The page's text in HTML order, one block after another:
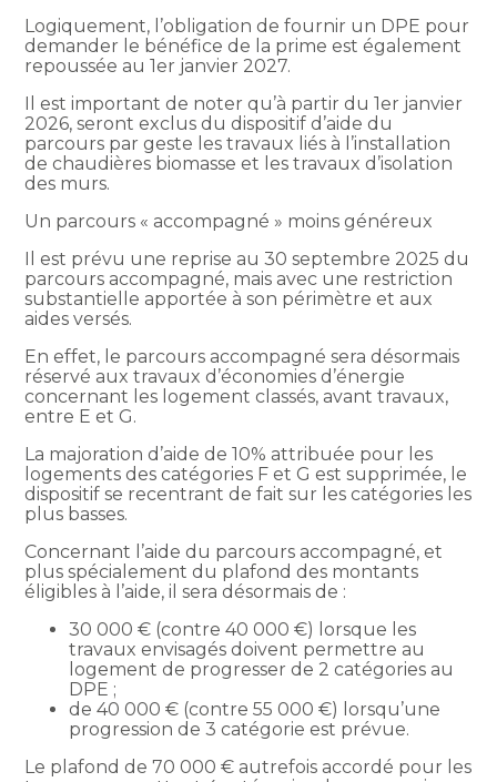
Logiquement, l’obligation de fournir un DPE pour
demander le bénéfice de la prime est également
repoussée au 1er janvier 2027.
Il est important de noter qu’à partir du 1er janvier
2026, seront exclus du dispositif d’aide du
parcours par geste les travaux liés à l’installation
de chaudières biomasse et les travaux d’isolation
des murs.
Un parcours « accompagné » moins généreux
Il est prévu une reprise au 30 septembre 2025 du
parcours accompagné, mais avec une restriction
substantielle apportée à son périmètre et aux
aides versés.
En effet, le parcours accompagné sera désormais
réservé aux travaux d’économies d’énergie
concernant les logement classés, avant travaux,
entre E et G.
La majoration d’aide de 10% attribuée pour les
logements des catégories F et G est supprimée, le
dispositif se recentrant de fait sur les catégories les
plus basses.
Concernant l’aide du parcours accompagné, et
plus spécialement du plafond des montants
éligibles à l’aide, il sera désormais de :
30 000 € (contre 40 000 €) lorsque les
travaux envisagés doivent permettre au
logement de progresser de 2 catégories au
DPE ;
de 40 000 € (contre 55 000 €) lorsqu’une
progression de 3 catégorie est prévue.
Le plafond de 70 000 € autrefois accordé pour les